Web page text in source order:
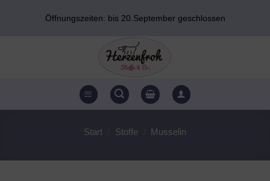
Öffnungszeiten: bis 20.September geschlossen
Start Stoffe Musselin